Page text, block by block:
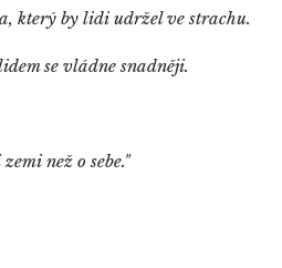
který by lidi udržel ve strachu.
se vládne snadněji.
než o sebe."